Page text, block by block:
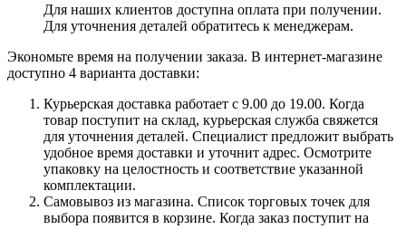
Для наших клиентов доступна оплата при получении.
Для уточнения деталей обратитесь к менеджерам.
Экономьте время на получении заказа. В интернет-магазине
доступно 4 варианта доставки:
Курьерская доставка работает с 9.00 до 19.00. Когда
товар поступит на склад, курьерская служба свяжется
для уточнения деталей. Специалист предложит выбрать
удобное время доставки и уточнит адрес. Осмотрите
упаковку на целостность и соответствие указанной
комплектации.
Самовывоз из магазина. Список торговых точек для
выбора появится в корзине. Когда заказ поступит на